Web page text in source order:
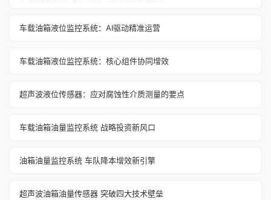
车载油箱液位监控系统：AI驱动精准运营
车载油箱液位监控系统：核心组件协同增效
超声波液位传感器：应对腐蚀性介质测量的要点
车载油箱油量监控系统 战略投资新风口
油箱油量监控系统 车队降本增效新引擎
超声波油箱油量传感器 突破四大技术壁垒